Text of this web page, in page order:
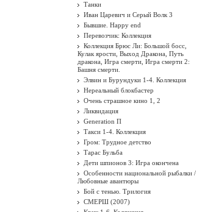
Танки
Иван Царевич и Серый Волк 3
Бывшие. Happy end
Перевозчик: Коллекция
Коллекция Брюс Ли: Большой босс,
Кулак ярости, Выход Дракона, Путь
дракона, Игра смерти, Игра смерти 2:
Башня смерти.
Элвин и Бурундуки 1-4. Коллекция
Нереальный блокбастер
Очень страшное кино 1, 2
Ликвидация
Generation П
Такси 1-4. Коллекция
Гром: Трудное детство
Тарас Бульба
Дети шпионов 3: Игра окончена
Особенности национальной рыбалки /
Любовные авантюры
Бой с тенью. Трилогия
СМЕРШ (2007)